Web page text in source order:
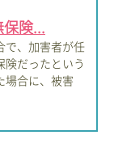
保険...
で、加害者が任
だったという
場合に、被害